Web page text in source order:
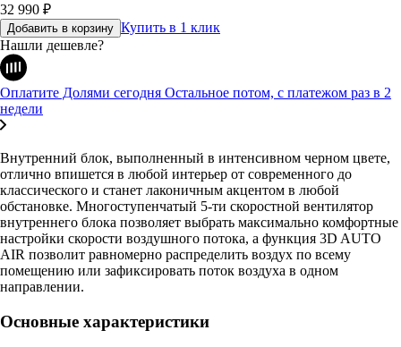
32 990 ₽
Добавить в корзину Купить в 1 клик
Нашли дешевле?
Оплатите Долями сегодня Остальное потом, с платежом раз в 2
недели
Внутренний блок, выполненный в интенсивном черном цвете,
отлично впишется в любой интерьер от современного до
классического и станет лаконичным акцентом в любой
обстановке. Многоступенчатый 5-ти скоростной вентилятор
внутреннего блока позволяет выбрать максимально комфортные
настройки скорости воздушного потока, а функция 3D AUTO
AIR позволит равномерно распределить воздух по всему
помещению или зафиксировать поток воздуха в одном
направлении.
Основные характеристики